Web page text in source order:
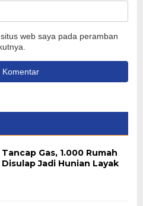
web saya pada peramban
Gas, 1.000 Rumah
Jadi Hunian Layak